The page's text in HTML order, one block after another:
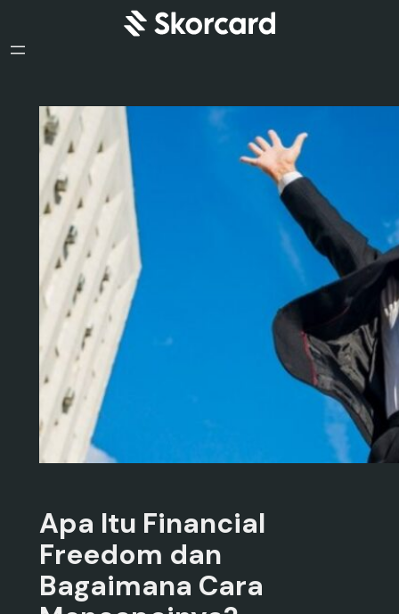
Apa Itu Financial
Freedom dan
Bagaimana Cara